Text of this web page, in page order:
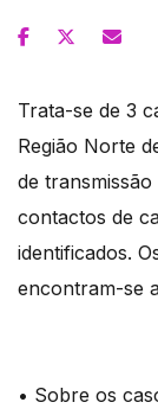
Trata-se de 3
Região Norte
de
contactos de
identificados.
encontram-se
• Sobre os